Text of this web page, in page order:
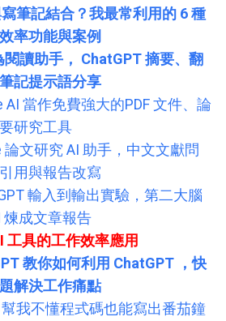
筆記結合？我最常利用的 6 種
率功能與案例
閱讀助手， ChatGPT 摘要、翻
記提示語分享
AI 當作免費強大的PDF 文件、論
研究工具
論文研究 AI 助手，中文文獻問
用與報告改寫
輸入到輸出實驗，第二大腦
煉成文章報告
工具的工作效率應用
教你如何利用 ChatGPT ，快
解決工作痛點
幫我不懂程式碼也能寫出番茄鐘